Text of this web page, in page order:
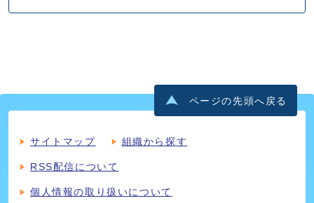
ページの先頭へ戻る
サイトマップ 組織から探す
RSS配信について
個人情報の取り扱いについて